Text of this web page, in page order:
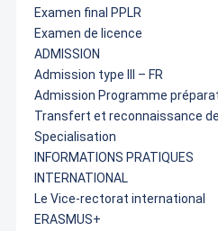
Examen final PPLR
Examen de licence
ADMISSION
Admission type III – FR
Admission Programme
Transfert et reconnaissance
Specialisation
INFORMATIONS PRATIQUES
INTERNATIONAL
Le Vice-rectorat international
ERASMUS+